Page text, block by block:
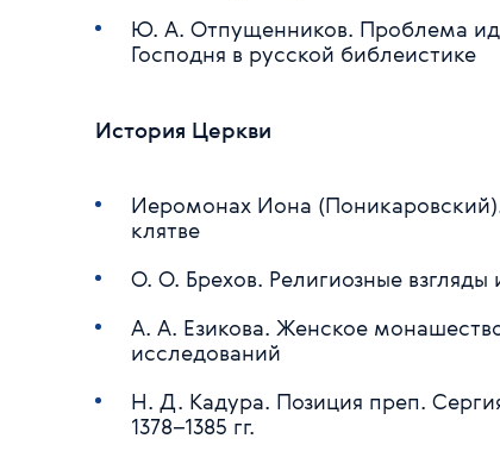
Ю. А. Отпущенников. Проблема
Господня в русской библеистике
История Церкви
Иеромонах Иона
клятве
О. О. Брехов. Религиозные
А. А. Езикова. Женское
исследований
Н. Д. Кадура. Позиция преп.
1378–1385 гг.